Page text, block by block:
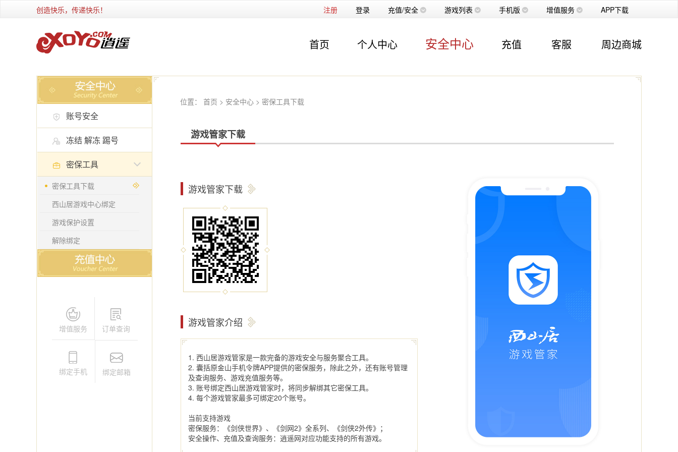
创造快乐，传递快乐！ 注册 登录 充值/安全 游戏列表 手机版 增值服务 APP下载
首页 个人中心 安全中心 充值 客服 周边商城
账号安全
冻结 解冻 踢号
密保工具
密保工具下载
西山居游戏中心绑定
游戏保护设置
解除绑定
增值服务 订单查询
绑定手机 绑定邮箱
位置： 首页 > 安全中心 > 密保工具下载
游戏管家下载
游戏管家下载
游戏管家介绍
1. 西山居游戏管家是一款完备的游戏安全与服务聚合工具。
2. 囊括原金山手机令牌APP提供的密保服务，除此之外，还有账号管理
及查询服务、游戏充值服务等。
3. 账号绑定西山居游戏管家时，将同步解绑其它密保工具。
4. 每个游戏管家最多可绑定20个账号。
当前支持游戏
密保服务：《剑侠世界》、《剑网2》全系列、《剑侠2外传》；
安全操作、充值及查询服务：逍遥网对应功能支持的所有游戏。